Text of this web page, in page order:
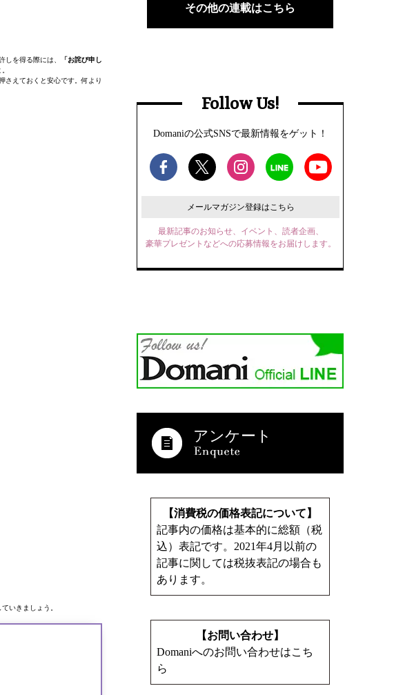
しを得る際には、
「お詫び申し
さえておくと安心です。何より
いきましょう。
その他の連載はこちら
Follow Us!
Domaniの公式SNSで最新情報をゲット！
メールマガジン登録はこちら
最新記事のお知らせ、イベント、読者企画、
豪華プレゼントなどへの応募情報をお届けします。
アンケート
【消費税の価格表記について】
記事内の価格は基本的に総額（税
込）表記です。2021年4月以前の
記事に関しては税抜表記の場合も
あります。
【お問い合わせ】
Domaniへのお問い合わせはこち
ら